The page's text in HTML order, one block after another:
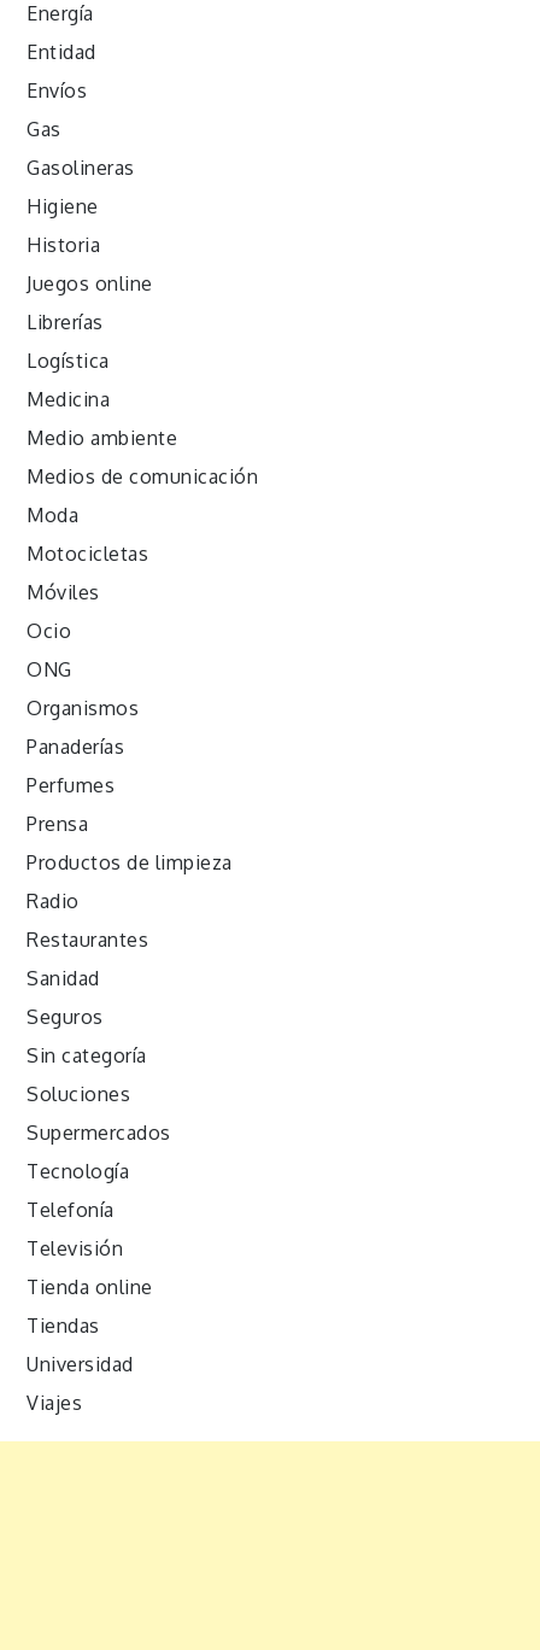
Energía
Entidad
Envíos
Gas
Gasolineras
Higiene
Historia
Juegos online
Librerías
Logística
Medicina
Medio ambiente
Medios de comunicación
Moda
Motocicletas
Móviles
Ocio
ONG
Organismos
Panaderías
Perfumes
Prensa
Productos de limpieza
Radio
Restaurantes
Sanidad
Seguros
Sin categoría
Soluciones
Supermercados
Tecnología
Telefonía
Televisión
Tienda online
Tiendas
Universidad
Viajes